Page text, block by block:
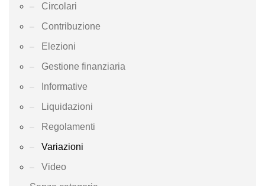
Circolari
Contribuzione
Elezioni
Gestione finanziaria
Informative
Liquidazioni
Regolamenti
Variazioni
Video